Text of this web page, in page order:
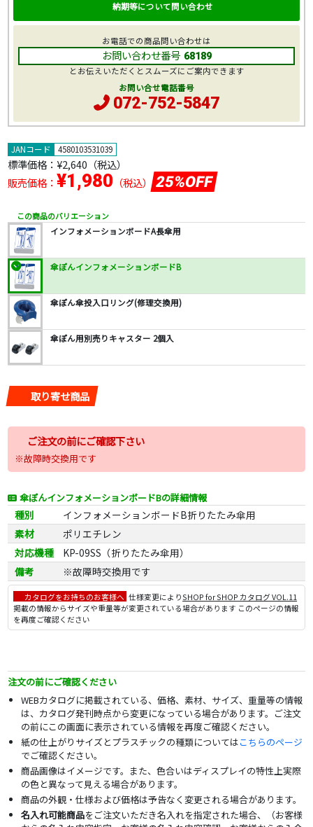
JANコード 4580103531039
標準価格： ¥2,640 （税込）
販売価格： ¥1,980 （税込） 25%OFF
この商品のバリエーション
インフォメーションボードA長傘用
傘ぽんインフォメーションボードB
傘ぽん傘投入口リング(修理交換用)
傘ぽん用別売りキャスター 2個入
取り寄せ商品
ご注文の前にご確認下さい
※故障時交換用です
傘ぽんインフォメーションボードBの詳細情報
種別
インフォメーションボードB折りたたみ傘用
素材
ポリエチレン
対応機種
KP-09SS（折りたたみ傘用）
備考
※故障時交換用です
カタログをお持ちのお客様へ 仕様変更によりSHOP for SHOP カタログ VOL.11
掲載の情報からサイズや重量等が変更されている場合があります このページの情報
を再度ご確認ください
納期等について問い合わせ
お電話での商品問い合わせは
お問い合わせ番号 68189
とお伝えいただくとスムーズにご案内できます
お問い合せ電話番号
072-752-5847
注文の前にご確認ください
WEBカタログに掲載されている、価格、素材、サイズ、重量等の情報
は、カタログ発刊時点から変更になっている場合があります。ご注文
の前にこの画面に表示されている情報を再度ご確認ください。
紙の仕上がりサイズとプラスチックの種類についてはこちらのページ
でご確認ください。
商品画像はイメージです。また、色合いはディスプレイの特性上実際
の色と異なって見える場合があります。
商品の外観・仕様および価格は予告なく変更される場合があります。
名入れ可能商品をご注文いただき名入れを指定された場合、（お客様